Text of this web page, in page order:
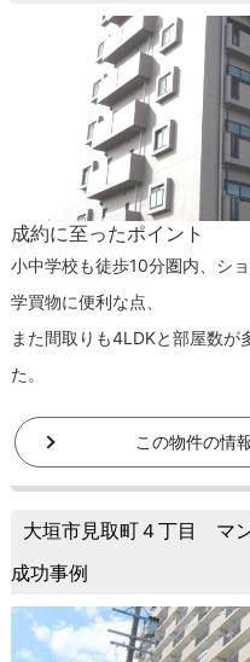
成約に至ったポイント
小中学校も徒歩10分圏内、シ
学買物に便利な点、
また間取りも4LDKと部屋数が
た。
この物件の情
大垣市見取町４丁目 マ
成功事例